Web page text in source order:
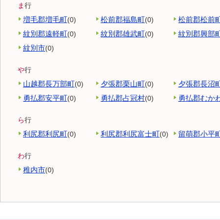
ま行
増毛郡増毛町(0) 松前郡福島町(0)
松前郡松前
紋別郡遠軽町(0) 紋別郡雄武町(0)
紋別郡興部
紋別市(0)
や行
山越郡長万部町(0) 夕張郡栗山町(0)
夕張郡長沼
勇払郡安平町(0) 勇払郡占冠村(0) 勇払郡むか
ら行
利尻郡利尻町(0) 利尻郡利尻富士町(0) 留萌郡小平
わ行
稚内市(0)